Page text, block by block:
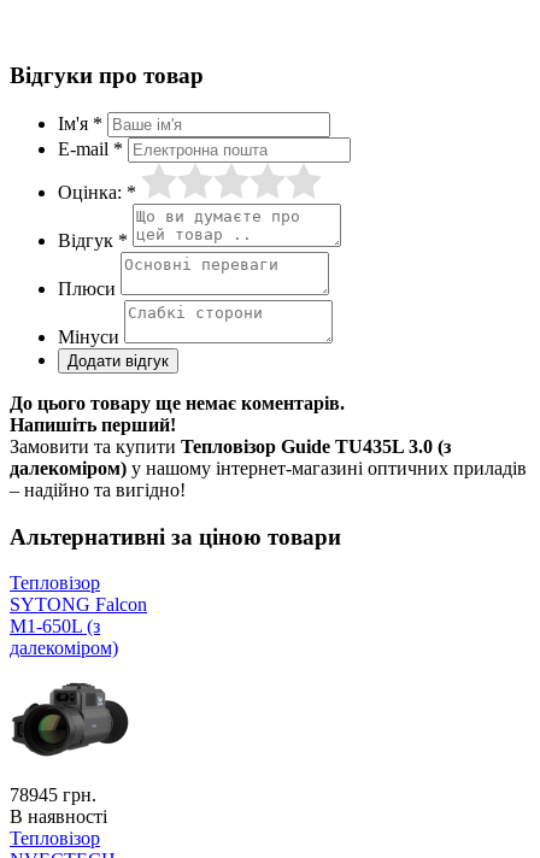
Відгуки про товар
Ім'я *
E-mail *
Оцінка: *
Відгук *
Плюси
Мінуси
До цього товару ще немає коментарів.
Напишіть перший!
Замовити та купити Тепловізор Guide TU435L 3.0 (з
далекоміром) у нашому інтернет-магазині оптичних приладів
– надійно та вигідно!
Альтернативні за ціною товари
Тепловізор
SYTONG Falcon
M1-650L (з
далекоміром)
78945 грн.
В наявності
Тепловізор